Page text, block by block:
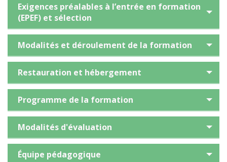
Exigences préalables à l’entrée en formation
(EPEF) et sélection
Modalités et déroulement de la formation
Restauration et hébergement
Programme de la formation
Modalités d'évaluation
Équipe pédagogique